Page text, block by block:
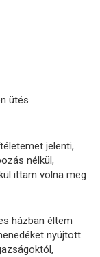
ütés
jelenti,
nélkül,
ittam volna meg
házban éltem
nyújtott